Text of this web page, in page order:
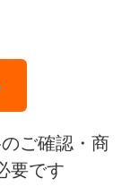
ご確認・商
要です